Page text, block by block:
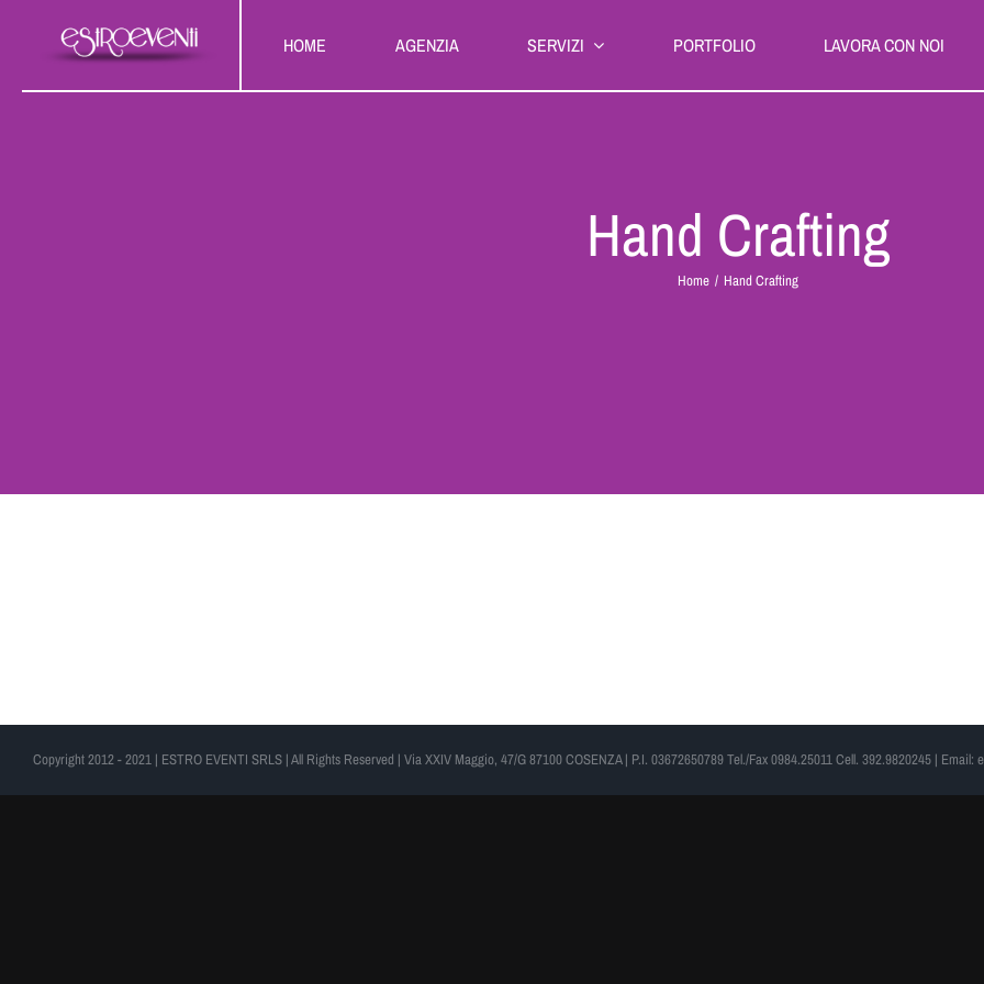
HOME AGENZIA SERVIZI PORTFOLIO LAVORA CON NOI
Hand Crafting
Home Hand Crafting
Copyright 2012 - 2021 | ESTRO EVENTI SRLS | All Rights Reserved | Via XXIV Maggio, 47/G 87100 COSENZA | P.I. 03672650789 Tel./Fax 0984.25011 Cell. 392.9820245 | Email: